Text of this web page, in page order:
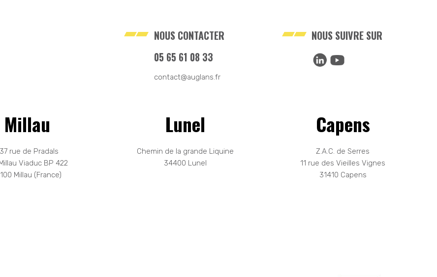
NOUS CONTACTER
05 65 61 08 33
contact@auglans.fr
NOUS SUIVRE SUR
Millau
rue de Pradals
Viaduc BP 422
Millau (France)
Lunel
Chemin de la grande Liquine
34400 Lunel
Capens
Z.A.C. de Serres
11 rue des Vieilles Vignes
31410 Capens